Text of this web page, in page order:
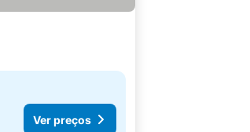
Ver preços